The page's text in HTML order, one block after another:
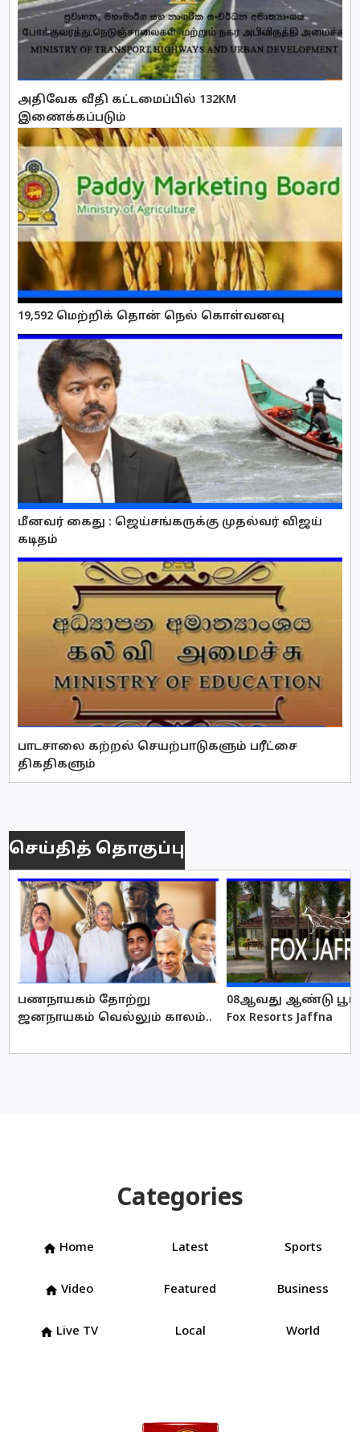
அதிவேக வீதி கட்டமைப்பில் 132KM
இணைக்கப்படும்
19,592 மெற்றிக் தொன் நெல் கொள்வனவு
மீனவர் கைது : ஜெய்சங்கருக்கு முதல்வர் விஜய்
கடிதம்
பாடசாலை கற்றல் செயற்பாடுகளும் பரீட்சை
திகதிகளும்
செய்தித் தொகுப்பு
பணநாயகம் தோற்று
ஜனநாயகம் வெல்லும் காலம்..
08ஆவது ஆண்டு
Fox Resorts Jaffna
Categories
home Home Latest Sports
home Video Featured Business
home Live TV Local World